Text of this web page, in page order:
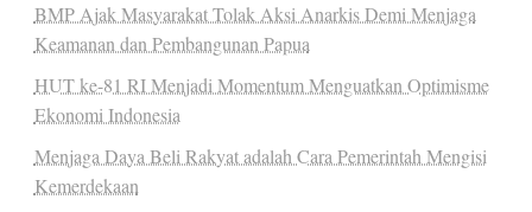
BMP Ajak Masyarakat Tolak Aksi Anarkis Demi Menjaga
Keamanan dan Pembangunan Papua
HUT ke-81 RI Menjadi Momentum Menguatkan Optimisme
Ekonomi Indonesia
Menjaga Daya Beli Rakyat adalah Cara Pemerintah Mengisi
Kemerdekaan